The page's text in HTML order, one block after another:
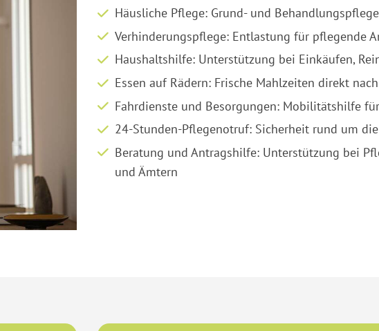
Häusliche Pflege: Grund- und Behandlungspflege
Verhinderungspflege: Entlastung für pflegende
Haushaltshilfe: Unterstützung bei Einkäufen,
Essen auf Rädern: Frische Mahlzeiten direkt
Fahrdienste und Besorgungen: Mobilitätshilfe
24-Stunden-Pflegenotruf: Sicherheit rund um
Beratung und Antragshilfe: Unterstützung bei
und Ämtern